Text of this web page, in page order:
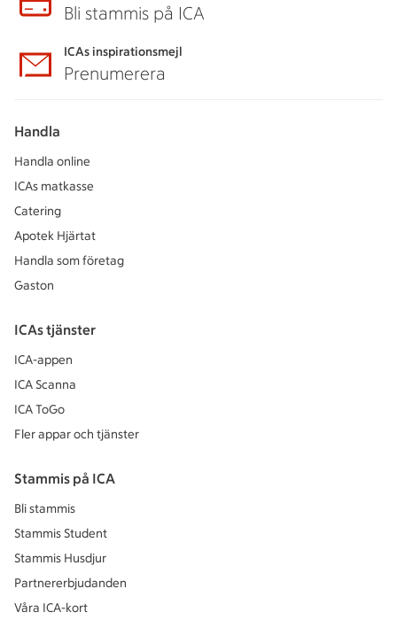
Bli stammis på ICA
ICAs inspirationsmejl
Prenumerera
Handla
Handla online
ICAs matkasse
Catering
Apotek Hjärtat
Handla som företag
Gaston
ICAs tjänster
ICA-appen
ICA Scanna
ICA ToGo
Fler appar och tjänster
Stammis på ICA
Bli stammis
Stammis Student
Stammis Husdjur
Partnererbjudanden
Våra ICA-kort